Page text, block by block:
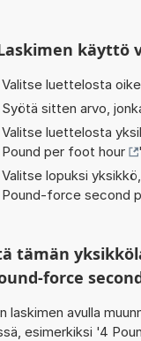
käyttö
Valitse luettelosta
Syötä sitten arvo,
Valitse luettelosta
Pound per foot hour
Valitse lopuksi
Pound-force second
tämän
force
laskimen avulla
esimerkiksi '4